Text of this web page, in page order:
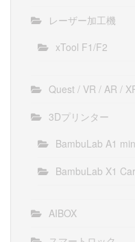
レーザー加工機
xTool F1/F2
Quest / VR / AR /
3Dプリンター
BambuLab A1
BambuLab X1
AIBOX